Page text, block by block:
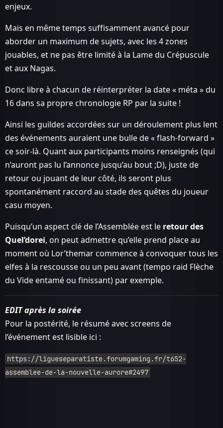
enjeux.
Mais en même temps suffisamment avancé pour
aborder un maximum de sujets, avec les 4 zones
jouables, et ne pas être limité à la Lame du Crépuscule
et aux Nagas.
Donc libre à chacun de réinterpréter la date « méta » du
16 dans sa propre chronologie RP par la suite !
Ainsi les guildes accordées sur un déroulement plus lent
des événements auraient une bulle de « flash-forward »
ce soir-là. Quant aux participants moins renseignés (qui
n’auront pas lu l’annonce jusqu’au bout ;D), juste de
retour ou jouant de leur côté, ils seront plus
spontanément raccord au stade des quêtes du joueur
casu moyen.
Puisqu’un aspect clé de l’Assemblée est le retour des
Quel’dorei, on peut admettre qu’elle prend place au
moment où Lor’themar commence à convoquer tous les
elfes à la rescousse ou un peu avant (tempo raid Flèche
du Vide entamé ou finissant) par exemple.
EDIT après la soirée
Pour la postérité, le résumé avec screens de
l’événement est lisible ici :
https://ligueseparatiste.forumgaming.fr/t652-
assemblee-de-la-nouvelle-aurore#2497